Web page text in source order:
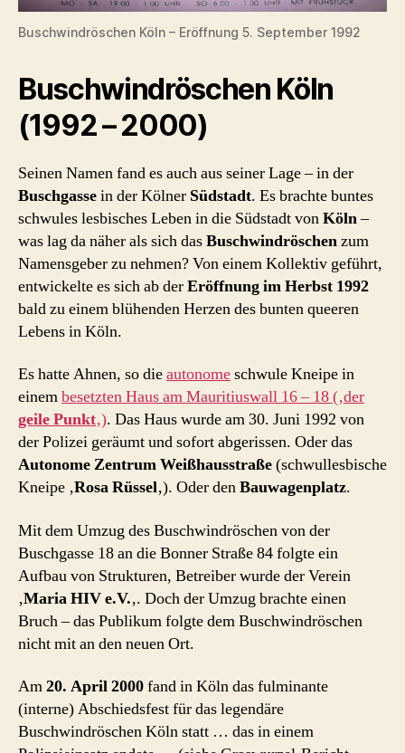
Buschwindröschen Köln – Eröffnung 5. September 1992
Buschwindröschen Köln
(1992 – 2000)
Seinen Namen fand es auch aus seiner Lage – in der
Buschgassein der Kölner Südstadt. Es brachte buntes
schwules lesbisches Leben in die Südstadt vonKöln–
was lag da näher als sich dasBuschwindröschenzum
Namensgeber zu nehmen? Von einem Kollektiv geführt,
entwickelte es sich ab derEröffnung im Herbst 1992
bald zu einem blühenden Herzen des bunten queeren
Lebens in Köln.
Es hatte Ahnen, so dieautonomeschwule Kneipe in
einembesetzten Haus am Mauritiuswall 16 – 18 (‚der
geile Punkt‚). Das Haus wurde am 30. Juni 1992 von
der Polizei geräumt und sofort abgerissen. Oder das
Autonome Zentrum Weißhausstraße(schwullesbische
Kneipe ‚Rosa Rüssel‚). Oder denBauwagenplatz.
Mit dem Umzug des Buschwindröschen von der
Buschgasse 18 an die Bonner Straße 84 folgte ein
Aufbau von Strukturen, Betreiber wurde der Verein
‚Maria HIV e.V.‚. Doch der Umzug brachte einen
Bruch – das Publikum folgte dem Buschwindröschen
nicht mit an den neuen Ort.
Am20. April 2000fand in Köln das fulminante
(interne) Abschiedsfest für das legendäre
Buschwindröschen Köln statt … das in einem